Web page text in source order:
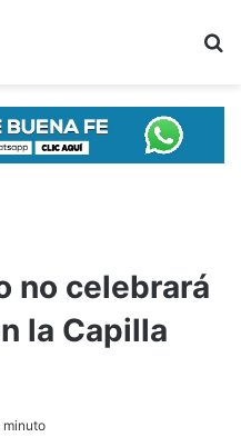
no celebrará
la Capilla
minuto